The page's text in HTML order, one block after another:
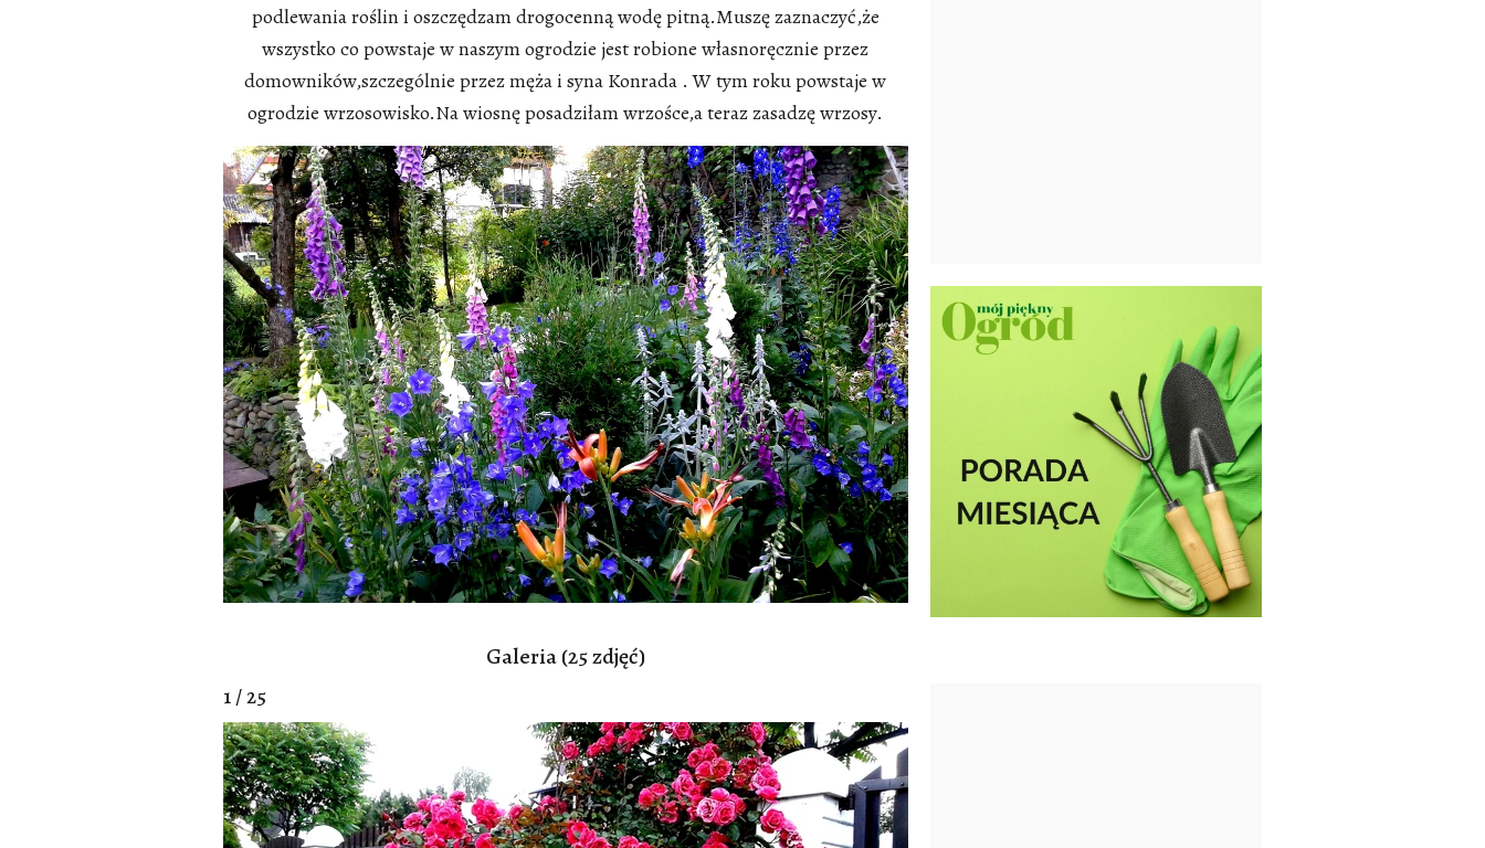
podlewania roślin i oszczędzam drogocenną wodę pitną.Muszę zaznaczyć,że
wszystko co powstaje w naszym ogrodzie jest robione własnoręcznie przez
domowników,szczególnie przez męża i syna Konrada . W tym roku powstaje w
ogrodzie wrzosowisko.Na wiosnę posadziłam wrzośce,a teraz zasadzę wrzosy.
Galeria (25 zdjęć)
1 / 25